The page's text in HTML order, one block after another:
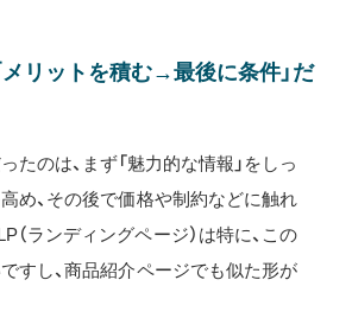
メリットを積む→最後に条件」だ
たのは、まず「魅力的な情報」をしっ
め、その後で価格や制約などに触れ
（ランディングページ）は特に、この
すし、商品紹介ページでも似た形が